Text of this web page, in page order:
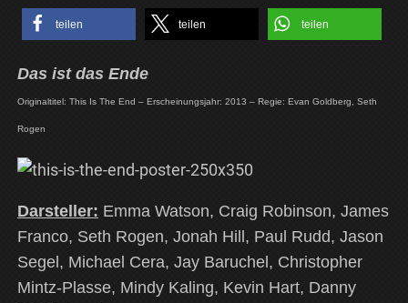
teilen teilen teilen
Das ist das Ende
Originaltitel: This Is The End – Erscheinungsjahr: 2013 – Regie: Evan Goldberg, Seth
Rogen
Darsteller: Emma Watson, Craig Robinson, James
Franco, Seth Rogen, Jonah Hill, Paul Rudd, Jason
Segel, Michael Cera, Jay Baruchel, Christopher
Mintz-Plasse, Mindy Kaling, Kevin Hart, Danny